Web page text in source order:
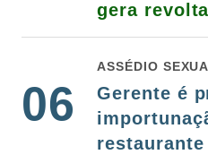
gera revolta
06
ASSÉDIO
Gerente é
restaurante